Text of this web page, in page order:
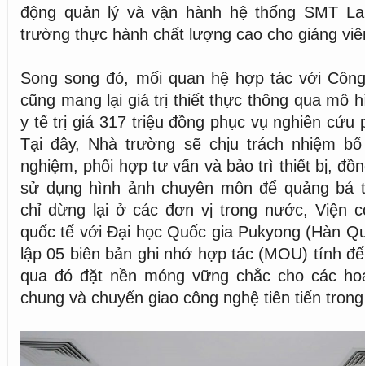
động quản lý và vận hành hệ thống SMT
trường thực hành chất lượng cao cho giảng
Song song đó, mối quan hệ hợp tác với
cũng mang lại giá trị thiết thực thông qua mô
y tế trị giá 317 triệu đồng phục vụ nghiên cứu
Tại đây, Nhà trường sẽ chịu trách nhiệm
nghiệm, phối hợp tư vấn và bảo trì thiết bị,
sử dụng hình ảnh chuyên môn để quảng bá
chỉ dừng lại ở các đơn vị trong nước, Viện
quốc tế với Đại học Quốc gia Pukyong (Hàn
lập 05 biên bản ghi nhớ hợp tác (MOU) tính
qua đó đặt nền móng vững chắc cho các
chung và chuyển giao công nghệ tiên tiến